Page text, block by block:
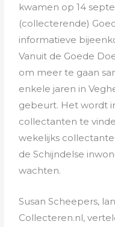
kwamen op 14
(collecterende)
informatieve
Vanuit de Goede
om meer te gaan
enkele jaren in
gebeurt. Het wordt
collectanten te
wekelijks
de Schijndelse
wachten.
Susan Scheepers,
Collecteren.nl,